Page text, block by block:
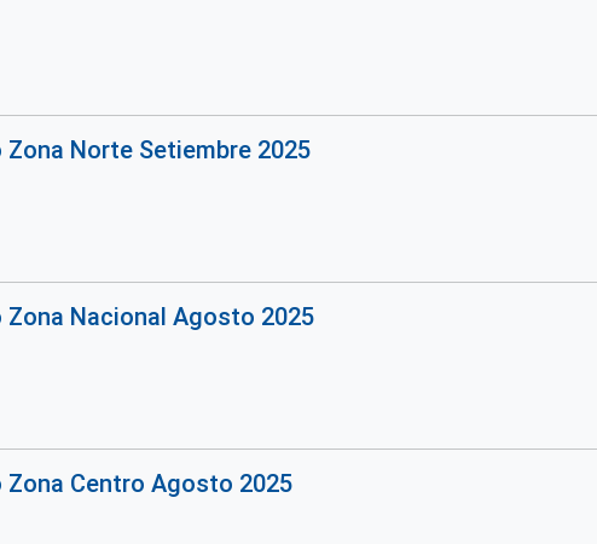
Norte Setiembre 2025
Nacional Agosto 2025
Centro Agosto 2025